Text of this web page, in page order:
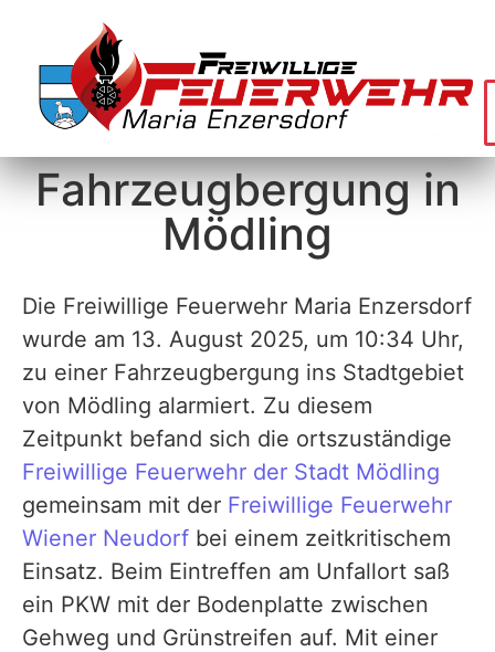
Fahrzeugbergung in
Mödling
Die Freiwillige Feuerwehr Maria Enzersdorf
wurde am 13. August 2025, um 10:34 Uhr,
zu einer Fahrzeugbergung ins Stadtgebiet
von Mödling alarmiert. Zu diesem
Zeitpunkt befand sich die ortszuständige
Freiwillige Feuerwehr der Stadt Mödling
gemeinsam mit der Freiwillige Feuerwehr
Wiener Neudorf bei einem zeitkritischem
Einsatz. Beim Eintreffen am Unfallort saß
ein PKW mit der Bodenplatte zwischen
Gehweg und Grünstreifen auf. Mit einer